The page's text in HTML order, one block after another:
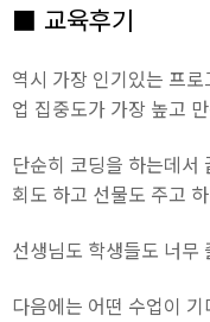
■ 교육후기
역시 가장 인기있는 프
업 집중도가 가장 높고
단순히 코딩을 하는데서
회도 하고 선물도 주고
선생님도 학생들도 너무
다음에는 어떤 수업이